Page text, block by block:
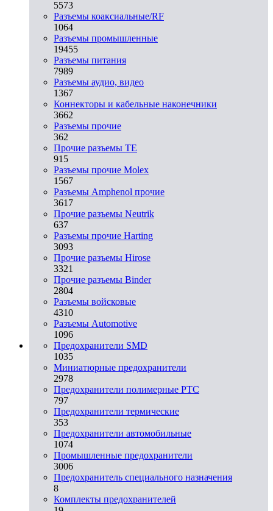
5573
Разъeмы коаксиальные/RF
1064
Разъeмы промышленные
19455
Разъeмы питания
7989
Разъeмы аудио, видео
1367
Коннекторы и кабельные наконечники
3662
Разъeмы прочие
362
Прочие разъемы TE
915
Разъемы прочие Molex
1567
Разъемы Amphenol прочие
3617
Прочие разъемы Neutrik
637
Разъемы прочие Harting
3093
Прочие разъемы Hirose
3321
Прочие разъемы Binder
2804
Разъемы войсковые
4310
Разъeмы Automotive
1096
Предохранители SMD
1035
Миниатюрные предохранители
2978
Предохранители полимерные PTC
797
Предохранители термические
353
Предохранители автомобильные
1074
Промышленные предохранители
3006
Предохранитель специального назначения
8
Комплекты предохранителей